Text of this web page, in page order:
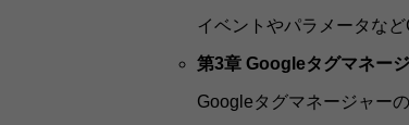
イベントやパラメータな
第3章 Googleタグマネー
Googleタグマネージャー